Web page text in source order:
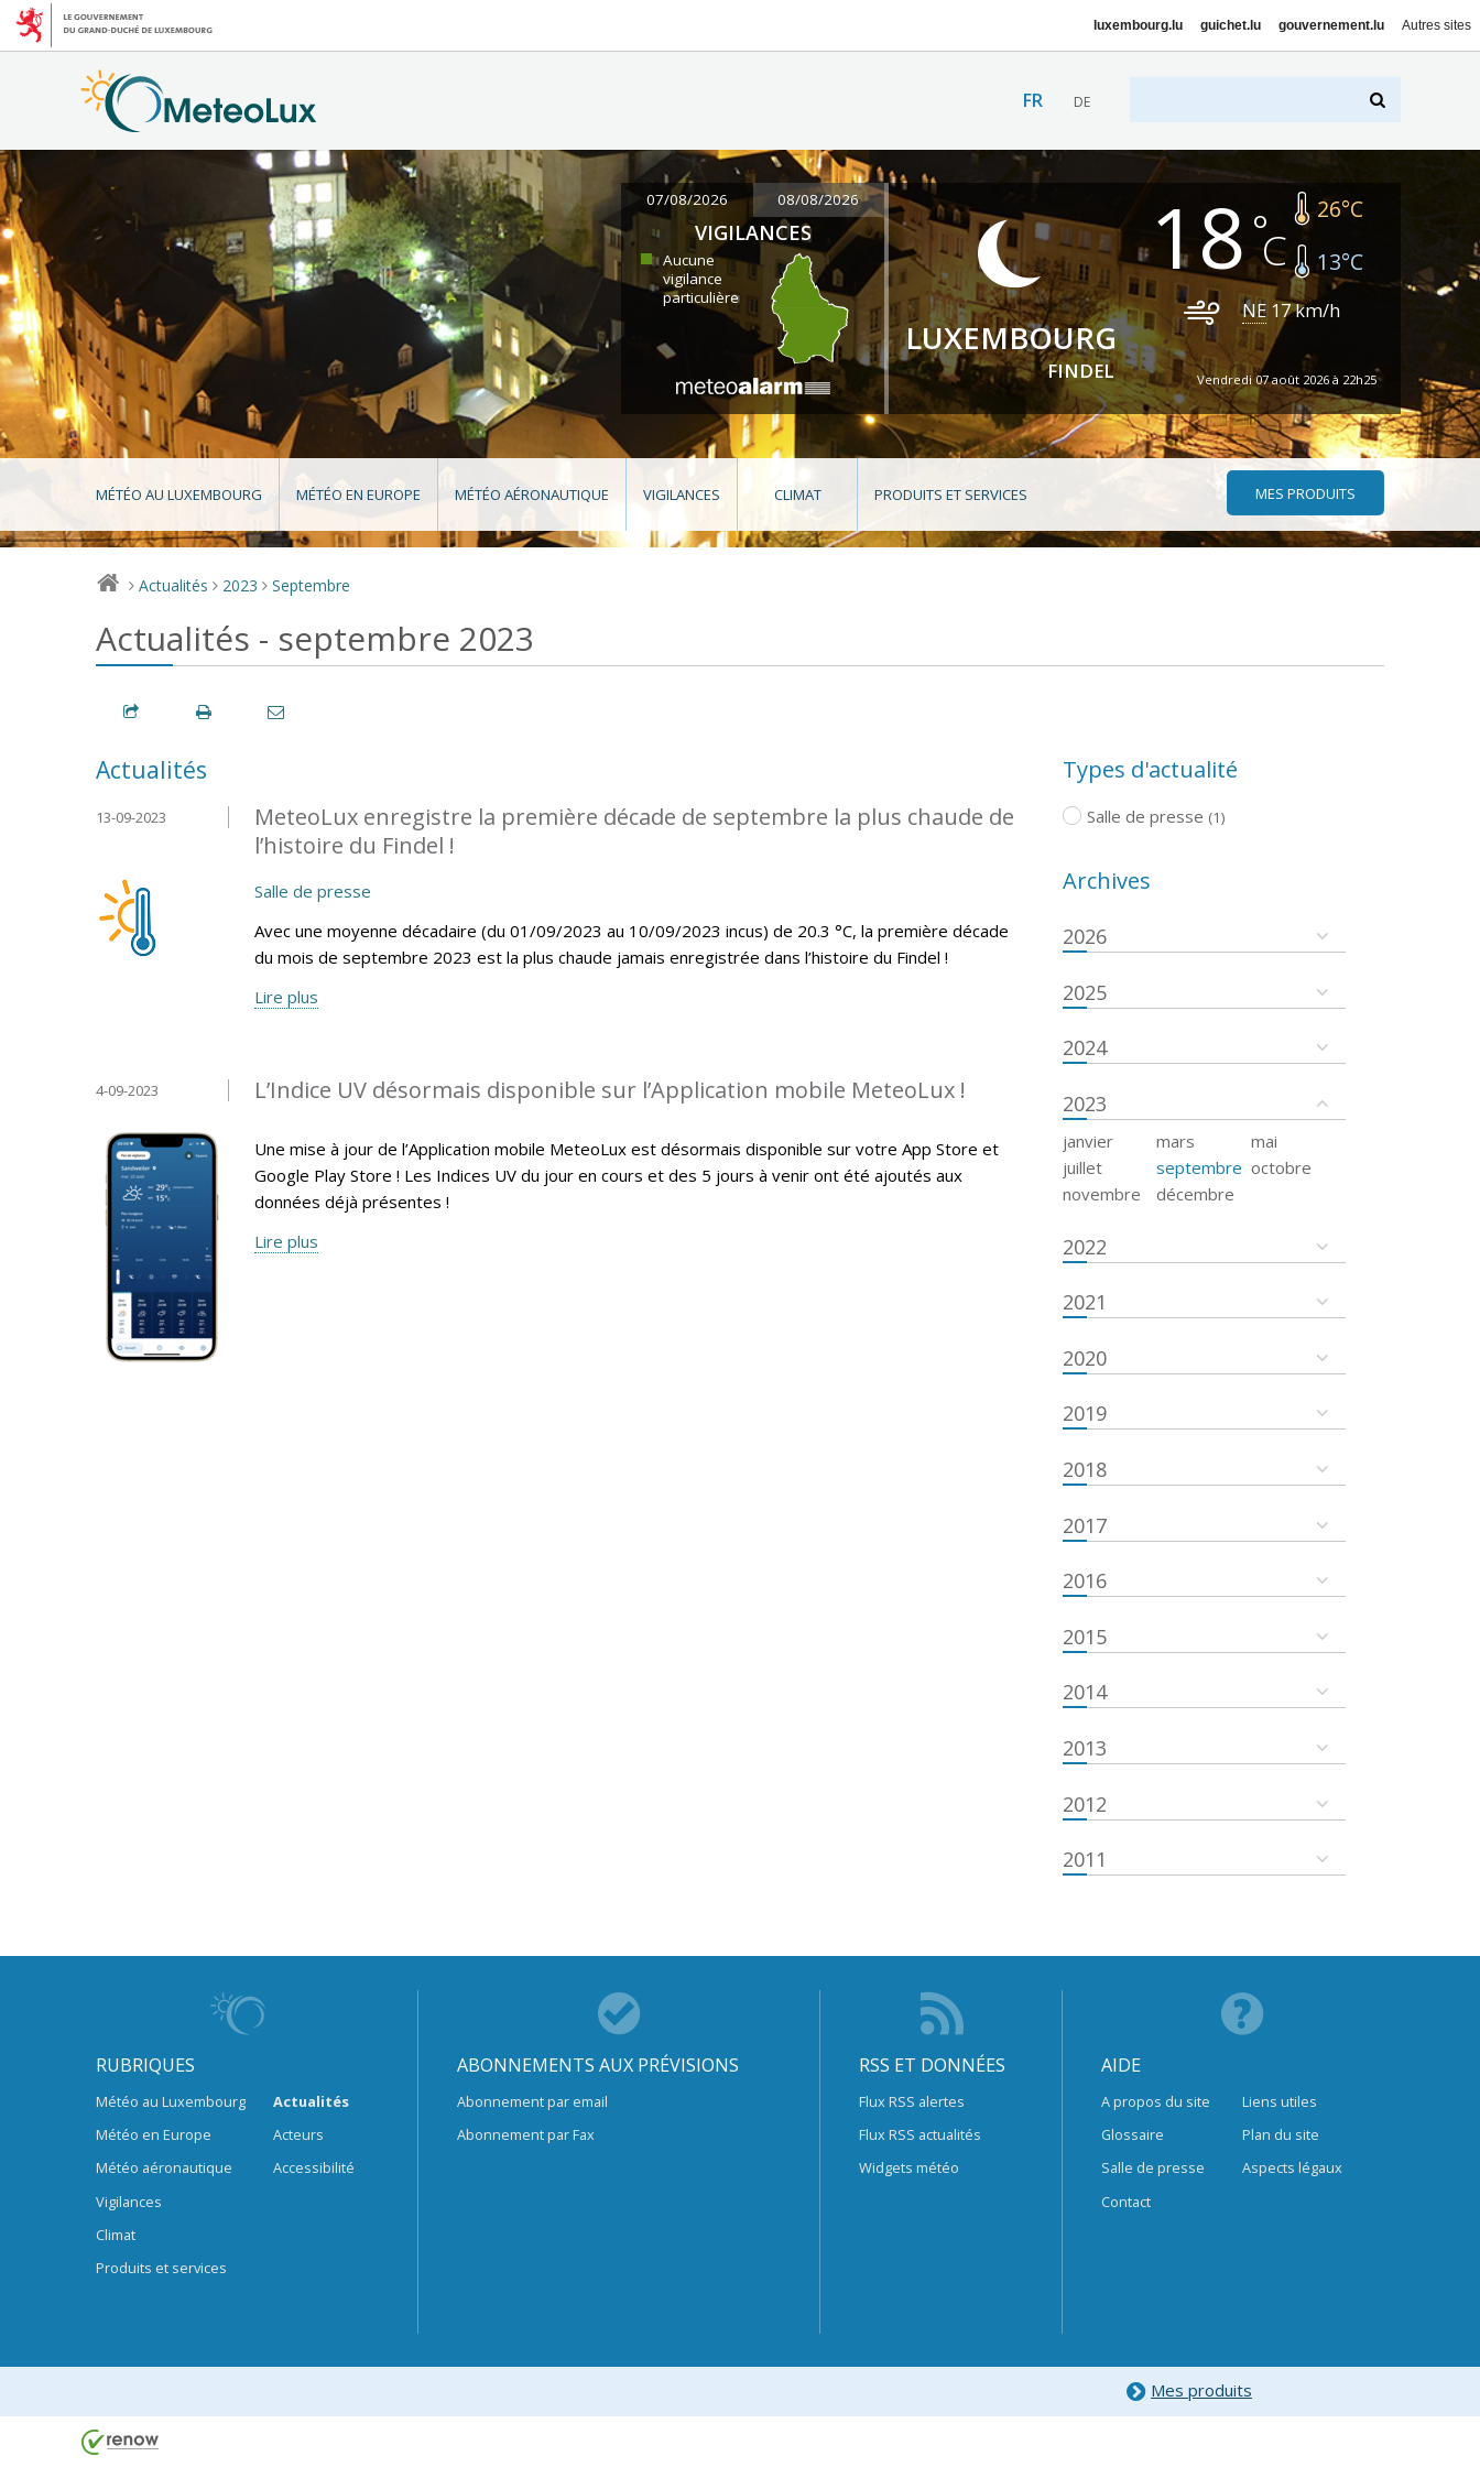
luxembourg.lu guichet.lu gouvernement.lu Autres sites
FR DE
07/08/2026 08/08/2026
VIGILANCES
Aucune
vigilance
particulière
LUXEMBOURG
FINDEL
18 26°C
13°C
NE 17km/h
Vendredi 07 août 2026 à 22h25
MÉTÉO AU LUXEMBOURG MÉTÉO EN EUROPE MÉTÉO AÉRONAUTIQUE VIGILANCES CLIMAT PRODUITS ET SERVICES MES PRODUITS
> Actualités > 2023 > Septembre
Actualités - septembre 2023
Actualités
MeteoLux enregistre la première décade de septembre la plus chaude de
l’histoire du Findel !
13-09-2023
Salle de presse
Avec une moyenne décadaire (du 01/09/2023 au 10/09/2023 incus) de 20.3 °C, la première décade
du mois de septembre 2023 est la plus chaude jamais enregistrée dans l’histoire du Findel !
Lire plus
L’Indice UV désormais disponible sur l’Application mobile MeteoLux !
4-09-2023
Une mise à jour de l’Application mobile MeteoLux est désormais disponible sur votre App Store et
Google Play Store ! Les Indices UV du jour en cours et des 5 jours à venir ont été ajoutés aux
données déjà présentes !
Lire plus
Types d'actualité
Salle de presse (1)
Archives
2026
2025
2024
2023
janvier mars
mai
juillet
septembre octobre
novembre
décembre
2022
2021
2020
2019
2018
2017
2016
2015
2014
2013
2012
2011
RUBRIQUES
Météo au Luxembourg
Météo en Europe
Météo aéronautique
Vigilances
Climat
Produits et services
Actualités
Acteurs
Accessibilité
ABONNEMENTS AUX PRÉVISIONS
Abonnement par email
Abonnement par Fax
RSS ET DONNÉES
Flux RSS alertes
Flux RSS actualités
Widgets météo
AIDE
A propos du site
Glossaire
Salle de presse
Contact
Liens utiles
Plan du site
Aspects légaux
Mes produits